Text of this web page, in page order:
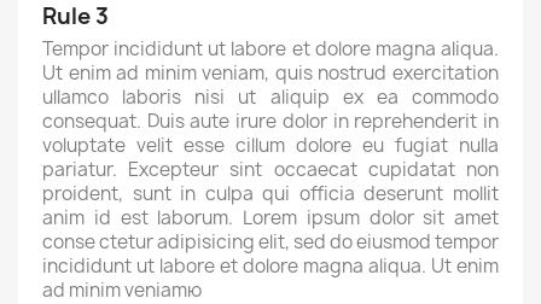
Rule 3
Tempor incididunt ut labore et dolore magna aliqua.
Ut enim ad minim veniam, quis nostrud exercitation
ullamco laboris nisi ut aliquip ex ea commodo
consequat. Duis aute irure dolor in reprehenderit in
voluptate velit esse cillum dolore eu fugiat nulla
pariatur. Excepteur sint occaecat cupidatat non
proident, sunt in culpa qui officia deserunt mollit
anim id est laborum. Lorem ipsum dolor sit amet
conse ctetur adipisicing elit, sed do eiusmod tempor
incididunt ut labore et dolore magna aliqua. Ut enim
ad minim veniamю